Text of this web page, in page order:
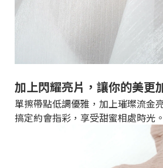
加上閃耀亮片，讓你的美更
單擦帶點低調優雅，加上璀璨流金
搞定約會指彩，享受甜蜜相處時光。